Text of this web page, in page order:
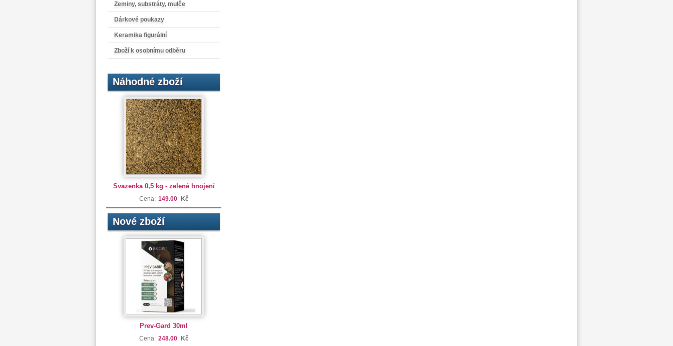
Zeminy, substráty, mulče
Dárkové poukazy
Keramika figurální
Zboží k osobnímu odběru
Náhodné zboží
Svazenka 0,5 kg - zelené hnojení
Cena: 149.00 Kč
Nové zboží
Prev-Gard 30ml
Cena: 248.00 Kč